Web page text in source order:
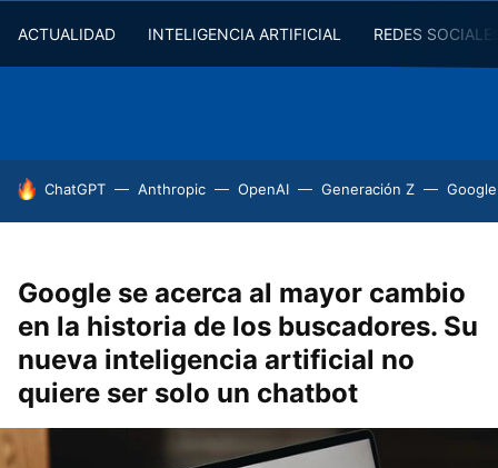
ACTUALIDAD INTELIGENCIA ARTIFICIAL REDES
HOY SE HABLA DE
ChatGPT Anthropic OpenAI Generación Z
Google se acerca al mayor cambio
en la historia de los buscadores. Su
nueva inteligencia artificial no
quiere ser solo un chatbot